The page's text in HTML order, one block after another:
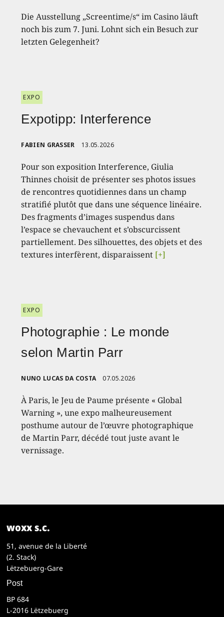
Die Ausstellung „Screentime/s“ im Casino läuft
noch bis zum 7. Juni. Lohnt sich ein Besuch zur
letzten Gelegenheit?
EXPO
Expotipp: Interference
FABIEN GRASSER 13.05.2026
Pour son exposition Interference, Giulia
Thinnes choisit de présenter ses photos issues
de rencontres quotidiennes dans un champ
stratifié plutôt que dans une séquence linéaire.
Des fragments d’images suspendus dans
l’espace se chevauchent et s’obscurcissent
partiellement. Des silhouettes, des objets et des
textures interfèrent, disparaissent [+]
EXPO
Photographie : Le monde
selon Martin Parr
NUNO LUCAS DA COSTA 07.05.2026
À Paris, le Jeu de Paume présente « Global
Warning », une expo malheureusement
posthume autour de l’œuvre photographique
de Martin Parr, décédé tout juste avant le
vernissage.
woxx s.c.
51, avenue de la Liberté
(2. Stack)
Lëtzebuerg-Gare
Post
BP 684
L-2016 Lëtzebuerg